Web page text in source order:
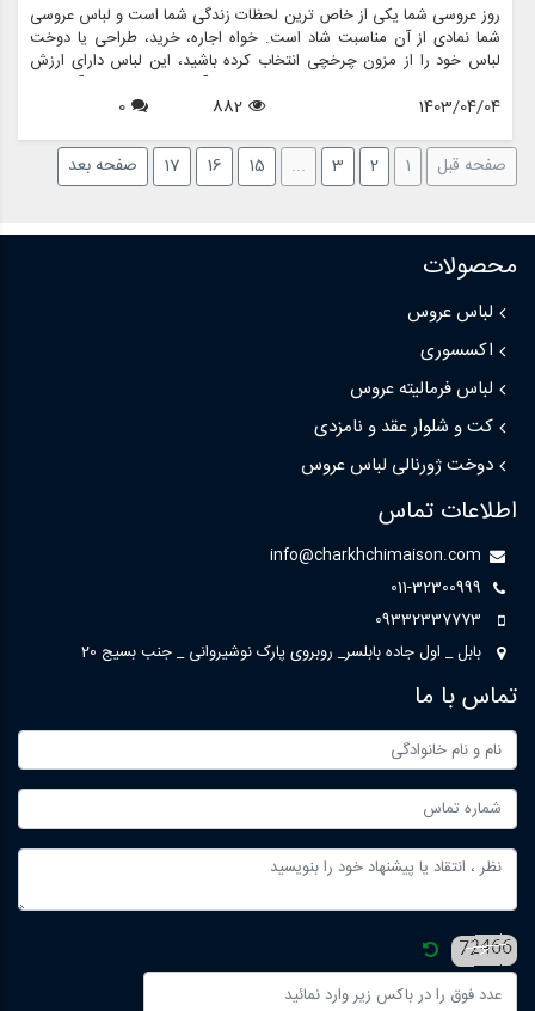
روز عروسی شما یکی از خاص ترین لحظات زندگی شما است و لباس عروسی
شما نمادی از آن مناسبت شاد است. خواه اجاره، خرید، طراحی یا دوخت
لباس خود را از مزون چرخچی انتخاب کرده باشید، این لباس دارای ارزش
احساسی و خاطراتی است که برای سال های آینده دوست دارید آن ها را
گرامی بدارید. برای اطمینان از اینکه لباس شما در شرایط بکر باقی می ماند و
پایان جشن ها از آن مراقبت کنید. در این مقاله، چند نکته تخصصی برای
محافظت از لباس خود بعد از روز بزرگ را بررسی خواهیم کرد.
1403/04/04
882
0
صفحه قبل 1
2
3
...
15
16
17 صفحه بعد
محصولات
لباس عروس
اکسسوری
لباس فرمالیته عروس
کت و شلوار عقد و نامزدی
دوخت ژورنالی لباس عروس
اطلاعات تماس
info@charkhchimaison.com
011-32300999
09332337773
بابل _ اول جاده بابلسر_ روبروی پارک نوشیروانی _ جنب بسیج 20
تماس با ما